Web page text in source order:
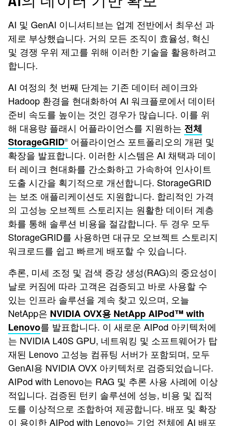
AI 및 GenAI 이니셔티브는 업계 전반에서 최우선 과
제로 부상했습니다. 거의 모든 조직이 효율성, 혁신
및 경쟁 우위 제고를 위해 이러한 기술을 활용하려고
합니다.
AI 여정의 첫 번째 단계는 기존 데이터 레이크와
Hadoop 환경을 현대화하여 AI 워크플로에서 데이터
준비 속도를 높이는 것인 경우가 많습니다. 이를 위
해 대용량 플래시 어플라이언스를 지원하는 전체
StorageGRID® 어플라이언스 포트폴리오의 개편 및
확장을 발표합니다. 이러한 시스템은 AI 채택과 데이
터 레이크 현대화를 간소화하고 가속하여 인사이트
도출 시간을 획기적으로 개선합니다. StorageGRID
는 보조 애플리케이션도 지원합니다. 합리적인 가격
의 고성능 오브젝트 스토리지는 원활한 데이터 계층
화를 통해 솔루션 비용을 절감합니다. 두 경우 모두
StorageGRID를 사용하면 대규모 오브젝트 스토리지
워크로드를 쉽고 빠르게 배포할 수 있습니다.
추론, 미세 조정 및 검색 증강 생성(RAG)의 중요성이
날로 커짐에 따라 고객은 검증되고 바로 사용할 수
있는 인프라 솔루션을 계속 찾고 있으며, 오늘
NetApp은 NVIDIA OVX용 NetApp AIPod™ with
Lenovo를 발표합니다. 이 새로운 AIPod 아키텍처에
는 NVIDIA L40S GPU, 네트워킹 및 소프트웨어가 탑
재된 Lenovo 고성능 컴퓨팅 서버가 포함되며, 모두
GenAI용 NVIDIA OVX 아키텍처로 검증되었습니다.
AIPod with Lenovo는 RAG 및 추론 사용 사례에 이상
적입니다. 검증된 턴키 솔루션에 성능, 비용 및 집적
도를 이상적으로 조합하여 제공합니다. 배포 및 확장
이 용이한 AIPod with Lenovo는 기업 전체에 AI 배포